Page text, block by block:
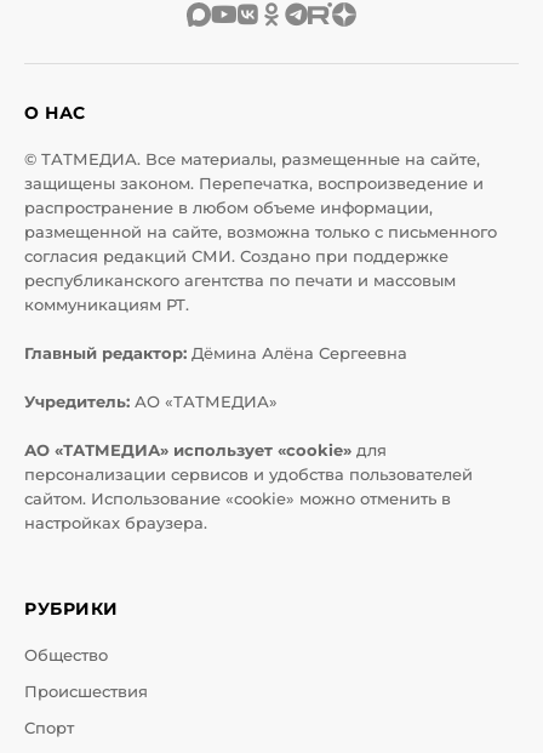
О НАС
© ТАТМЕДИА. Все материалы, размещенные на сайте,
защищены законом. Перепечатка, воспроизведение и
распространение в любом объеме информации,
размещенной на сайте, возможна только с письменного
согласия редакций СМИ. Создано при поддержке
республиканского агентства по печати и массовым
коммуникациям РТ.
Главный редактор: Дёмина Алёна Сергеевна
Учредитель: АО «ТАТМЕДИА»
АО «ТАТМЕДИА» использует «cookie» для
персонализации сервисов и удобства пользователей
сайтом. Использование «cookie» можно отменить в
настройках браузера.
РУБРИКИ
Общество
Происшествия
Спорт